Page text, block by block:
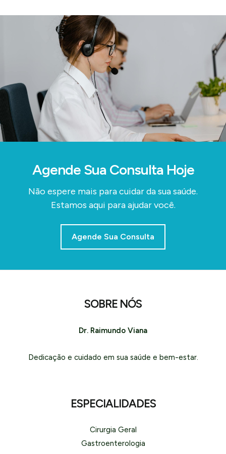
Agende Sua Consulta Hoje
Não espere mais para cuidar da sua saúde.
Estamos aqui para ajudar você.
Agende Sua Consulta
SOBRE NÓS
Dr. Raimundo Viana
Dedicação e cuidado em sua saúde e bem-estar.
ESPECIALIDADES
Cirurgia Geral
Gastroenterologia